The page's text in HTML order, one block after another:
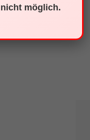
möglich.